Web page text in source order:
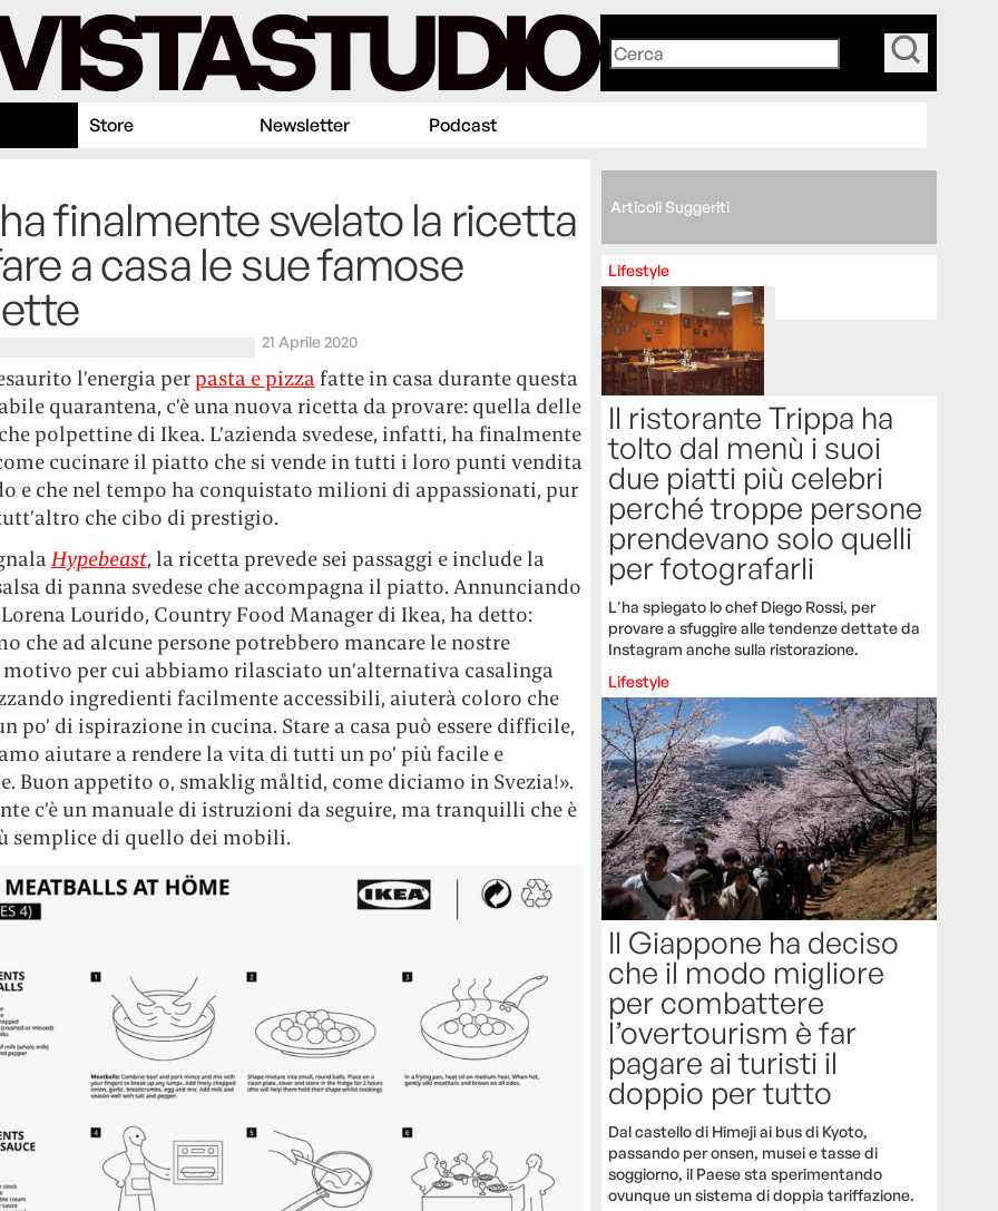
Store Newsletter Podcast
finalmente svelato la ricetta
a casa le sue famose
21 Aprile 2020
l’energia perpasta e pizzafatte in casa durante questa
quarantena, c’è una nuova ricetta da provare: quella delle
polpettine di Ikea. L’azienda svedese, infatti, ha finalmente
cucinare il piatto che si vende in tutti i loro punti vendita
e che nel tempo ha conquistato milioni di appassionati, pur
che cibo di prestigio.
Hypebeast, la ricetta prevede sei passaggi e include la
di panna svedese che accompagna il piatto. Annunciando
Lourido, Country Food Manager di Ikea, ha detto:
che ad alcune persone potrebbero mancare le nostre
per cui abbiamo rilasciato un’alternativa casalinga
ingredienti facilmente accessibili, aiuterà coloro che
po’ di ispirazione in cucina. Stare a casa può essere difficile,
aiutare a rendere la vita di tutti un po’ più facile e
Buon appetito o, smaklig måltid, come diciamo in Svezia!».
c’è un manuale di istruzioni da seguire, ma tranquilli che è
semplice di quello dei mobili.
Articoli Suggeriti
Lifestyle
Il ristorante Trippa ha
tolto dal menù i suoi
due piatti più celebri
perché troppe persone
prendevano solo quelli
per fotografarli
L'ha spiegato lo chef Diego Rossi, per
provare a sfuggire alle tendenze dettate da
Instagram anche sulla ristorazione.
Lifestyle
Il Giappone ha deciso
che il modo migliore
per combattere
l’overtourism è far
pagare ai turisti il
doppio per tutto
Dal castello di Himeji ai bus di Kyoto,
passando per onsen, musei e tasse di
soggiorno, il Paese sta sperimentando
ovunque un sistema di doppia tariffazione.